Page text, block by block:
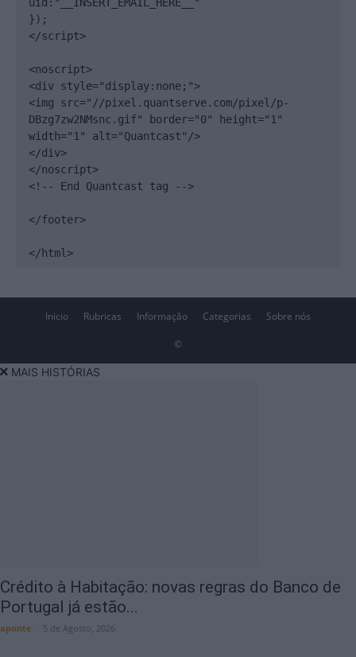
});
</script>
<noscript>
<div style="display:none;">
<img src="//pixel.quantserve.com/pixel/p-
DBzg7zw2NMsnc.gif" border="0" height="1"
width="1" alt="Quantcast"/>
</div>
</noscript>
<!-- End Quantcast tag -->
</footer>
</html>
Inicio Rubricas Informação Categorias Sobre nós
©
MAIS HISTÓRIAS
Crédito à Habitação: novas regras do Banco de
Portugal já estão...
aponte 5 de Agosto, 2026